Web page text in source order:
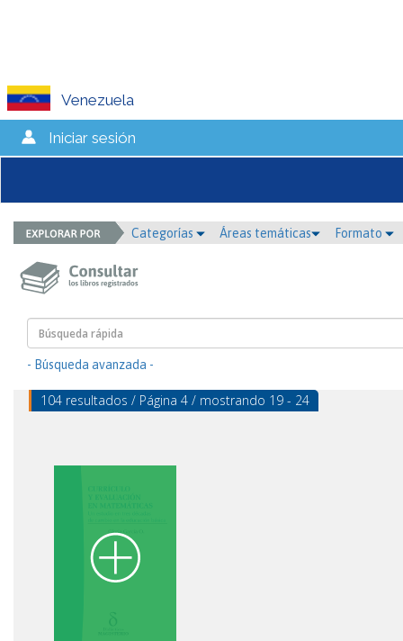
Venezuela
Iniciar sesión
Categorías Áreas temáticas Formato
- Búsqueda avanzada -
104 resultados / Página 4 / mostrando 19 - 24